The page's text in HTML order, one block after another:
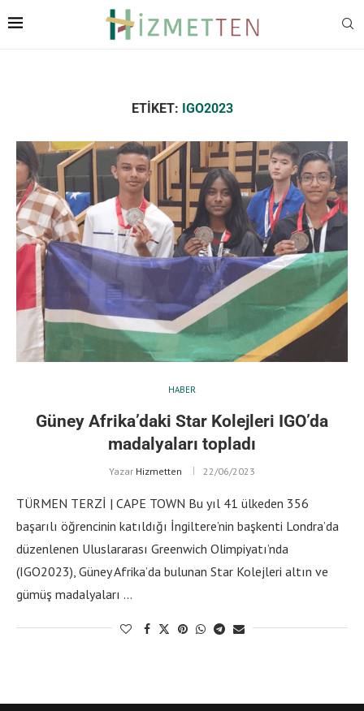
ETIKET: IGO2023
HABER
Güney Afrika’daki Star Kolejleri IGO’da
madalyaları topladı
Yazar Hizmetten 22/06/2023
TÜRMEN TERZİ | CAPE TOWN Bu yıl 41 ülkeden 356
başarılı öğrencinin katıldığı İngiltere’nin başkenti Londra’da
düzenlenen Uluslararası Greenwich Olimpiyatı’nda
(IGO2023), Güney Afrika’da bulunan Star Kolejleri altın ve
gümüş madalyaları …